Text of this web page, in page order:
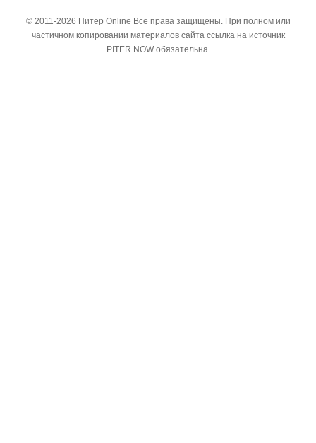
© 2011-2026 Питер Online Все права защищены. При полном или
частичном копировании материалов сайта ссылка на источник
PITER.NOW обязательна.